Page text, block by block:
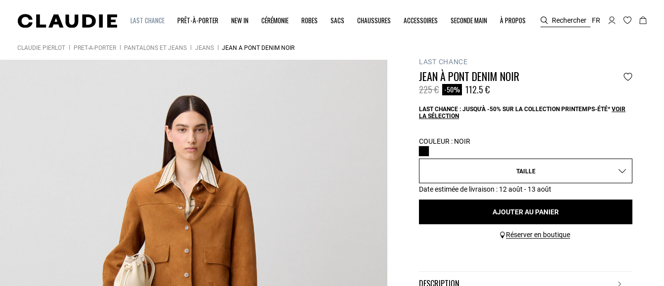
LAST CHANCE PRÊT-À-PORTER NEW IN CÉRÉMONIE ROBES SACS CHAUSSURES ACCESSOIRES SECONDE MAIN À PROPOS Rechercher FR
CLAUDIE PIERLOT PRÊT-À-PORTER PANTALONS ET JEANS JEANS JEAN À PONT DENIM NOIR
LAST CHANCE
JEAN À PONT DENIM NOIR
Prix réduit à partir de
225 €à -50% 112.5 €
LAST CHANCE : JUSQU'À -50% SUR LA COLLECTION PRINTEMPS-ÉTÉ*VOIR
LA SÉLECTION
COULEUR : NOIR
TAILLE
Date estimée de livraison : 12 août - 13 août
AJOUTER AU PANIER
Réserver en boutique